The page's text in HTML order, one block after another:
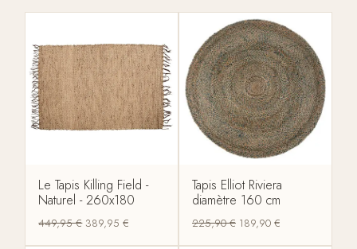
Le Tapis Killing Field -
Naturel - 260x180
449,95€ 389,95€
Tapis Elliot Riviera
diamètre 160 cm
225,90€ 189,90 €